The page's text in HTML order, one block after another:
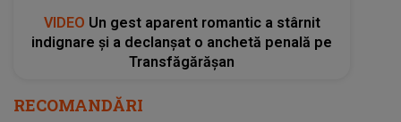
VIDEO Un gest aparent romantic a stârnit
indignare și a declanșat o anchetă penală pe
Transfăgărășan
RECOMANDĂRI